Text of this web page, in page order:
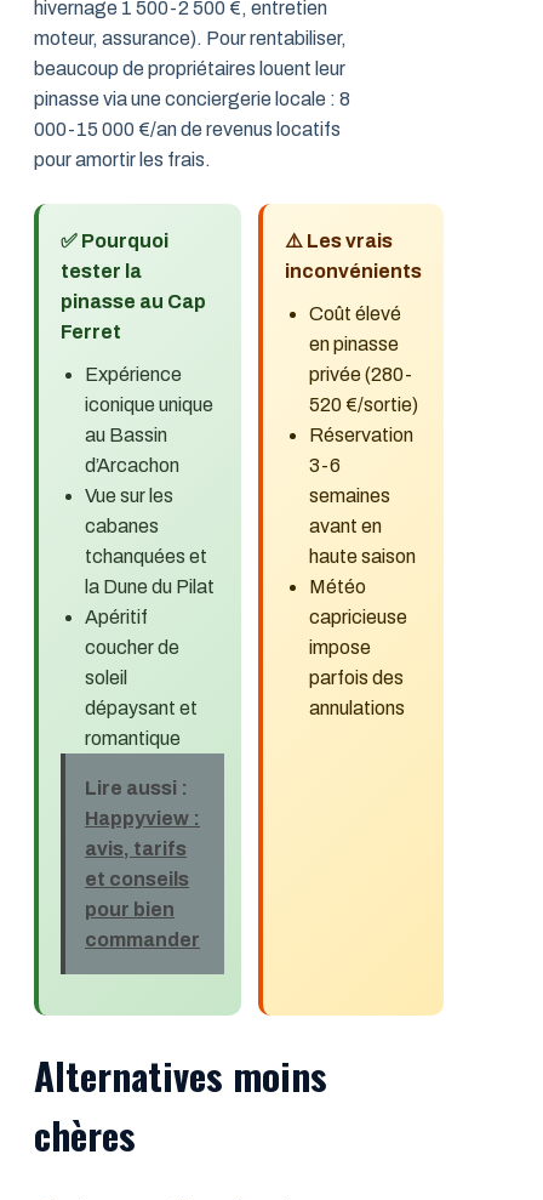
hivernage 1 500-2 500 €, entretien
moteur, assurance). Pour rentabiliser,
beaucoup de propriétaires louent leur
pinasse via une conciergerie locale : 8
000-15 000 €/an de revenus locatifs
pour amortir les frais.
✅ Pourquoi
tester la
pinasse au Cap
Ferret
Expérience
iconique unique
au Bassin
d’Arcachon
Vue sur les
cabanes
tchanquées et
la Dune du Pilat
Apéritif
coucher de
soleil
dépaysant et
romantique
Lire aussi :
Happyview :
avis, tarifs
et conseils
pour bien
commander
⚠️ Les vrais
inconvénients
Coût élevé
en pinasse
privée (280-
520 €/sortie)
Réservation
3-6
semaines
avant en
haute saison
Météo
capricieuse
impose
parfois des
annulations
Alternatives moins
chères